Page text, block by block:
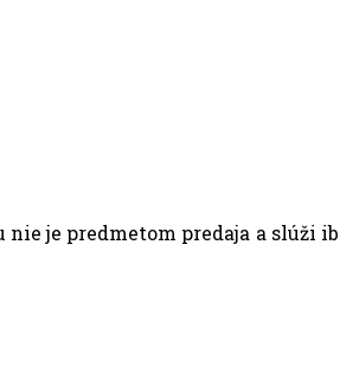
je predmetom predaja a slúži